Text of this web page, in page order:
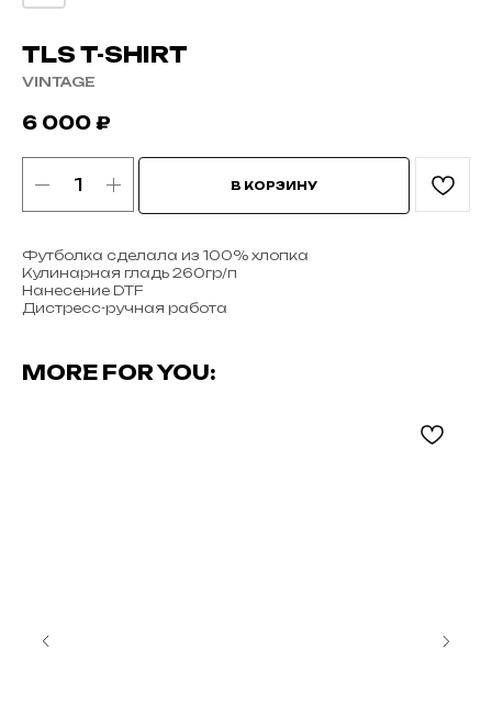
TLS T-SHIRT
VINTAGE
6 000 ₽
В КОРЗИНУ
Футболка сделала из 100% хлопка
Кулинарная гладь 260гр/п
Нанесение DTF
Дистресс-ручная работа
MORE FOR YOU: